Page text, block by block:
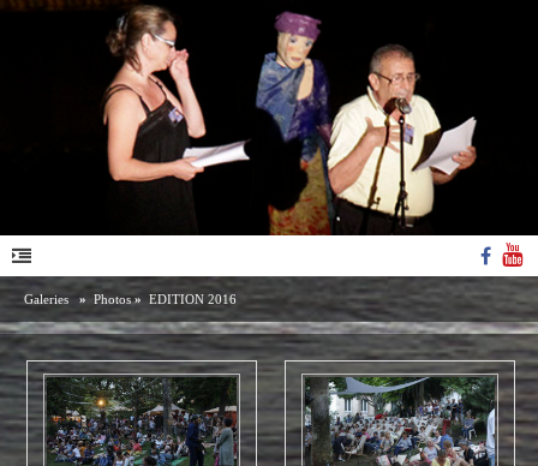
Galeries » Photos » EDITION 2016